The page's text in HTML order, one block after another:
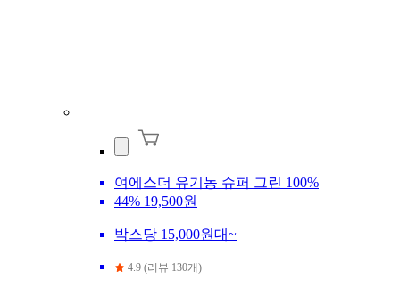
여에스더 유기농 슈퍼 그린 100%
44% 19,500원
박스당 15,000원대~
4.9 (리뷰 130개)